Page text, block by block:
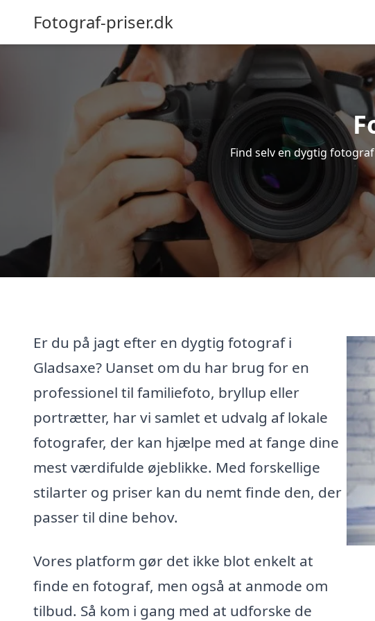
Fotograf-priser.dk
Find selv en dygtig
Er du på jagt efter en dygtig fotograf i
Gladsaxe? Uanset om du har brug for en
professionel til familiefoto, bryllup eller
portrætter, har vi samlet et udvalg af lokale
fotografer, der kan hjælpe med at fange dine
mest værdifulde øjeblikke. Med forskellige
stilarter og priser kan du nemt finde den, der
passer til dine behov.
Vores platform gør det ikke blot enkelt at
finde en fotograf, men også at anmode om
tilbud. Så kom i gang med at udforske de